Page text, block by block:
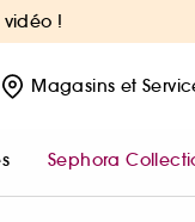
vidéo !
Magasins et
Sephora